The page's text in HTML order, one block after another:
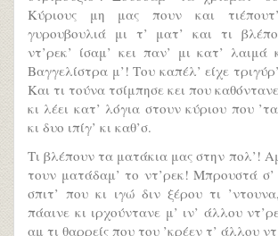
Κύριους μη μας πουν και
γυρουβουλιά μι τ’ ματ’ και τι
ντ’ρεκ’ ίσαμ’ κει παν’ μι κατ’ λαιμά
Βαγγελίστρα μ’! Του καπέλ’ είχε
Και τι τούνα τσίμπησε κει που
κι λέει κατ’ λόγια στουν κύριου που
κι δυο ιπίγ’ κι καθ’σ.
Τι βλέπουν τα ματάκια μας στην πολ’!
τουν ματάδαμ’ το ντ’ρεκ! Μπρουστά
σπιτ’ που κι ιγώ διν ξέρου τι
πάαινε κι ιρχούντανε μ’ ιν’ άλλου
αμ τι θαρρείς που του ’κρέεν τ’ άλλου